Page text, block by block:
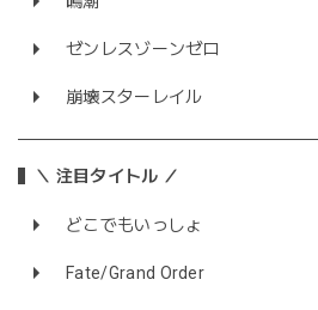
ゼンレスゾーンゼロ
崩壊スターレイル
＼ 注目タイトル ／
どこでもいっしょ
Fate/Grand Order